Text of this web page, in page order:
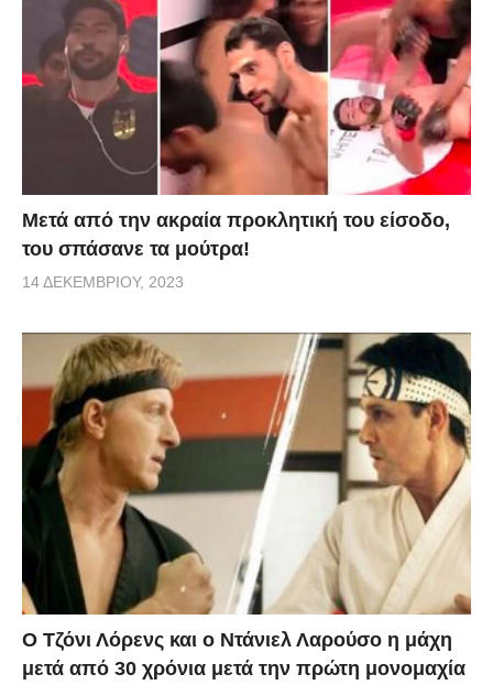
Μετά από την ακραία προκλητική του είσοδο,
του σπάσανε τα μούτρα!
14 ΔΕΚΕΜΒΡΊΟΥ, 2023
Ο Τζόνι Λόρενς και ο Ντάνιελ Λαρούσο η μάχη
μετά από 30 χρόνια μετά την πρώτη μονομαχία